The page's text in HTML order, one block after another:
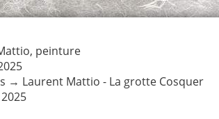
, peinture
→ Laurent Mattio - La grotte Cosquer